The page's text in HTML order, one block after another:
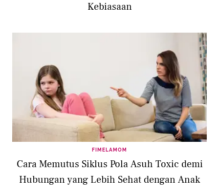
Kebiasaan
FIMELAMOM
Cara Memutus Siklus Pola Asuh Toxic demi
Hubungan yang Lebih Sehat dengan Anak